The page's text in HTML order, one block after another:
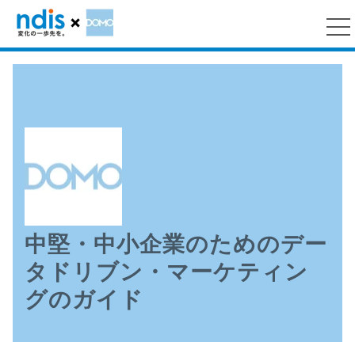
中堅・中小企業のためのデー
タドリブン・マーケティン
グのガイド